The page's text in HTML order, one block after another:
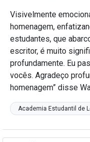
Visivelmente
homenagem,
estudantes, que
escritor, é muito
profundamente. Eu
vocês. Agradeço
homenagem” disse
Academia Estudantil de